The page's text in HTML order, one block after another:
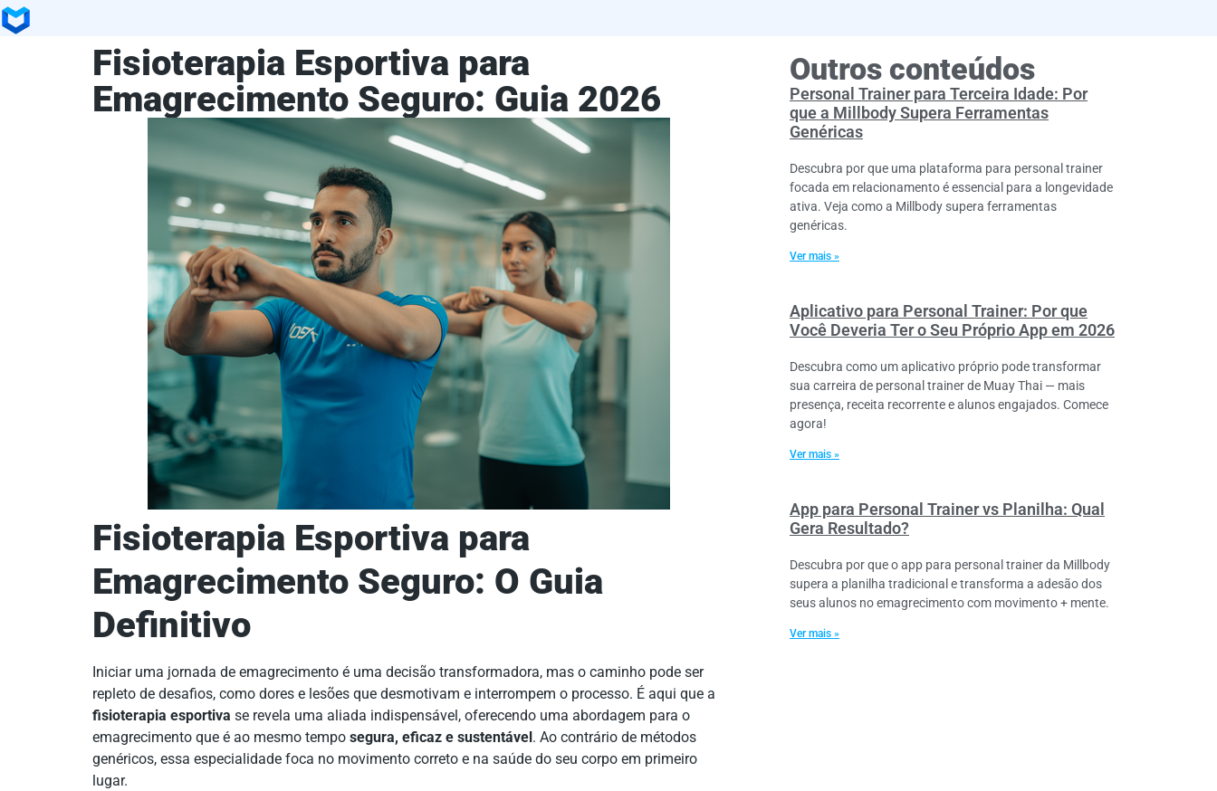
Fisioterapia Esportiva para
Emagrecimento Seguro: Guia 2026
Fisioterapia Esportiva para
Emagrecimento Seguro: O Guia
Definitivo
Iniciar uma jornada de emagrecimento é uma decisão transformadora, mas o caminho pode ser
repleto de desafios, como dores e lesões que desmotivam e interrompem o processo. É aqui que a
fisioterapia esportiva se revela uma aliada indispensável, oferecendo uma abordagem para o
emagrecimento que é ao mesmo tempo segura, eficaz e sustentável. Ao contrário de métodos
genéricos, essa especialidade foca no movimento correto e na saúde do seu corpo em primeiro
lugar.
Outros conteúdos
Personal Trainer para Terceira Idade: Por
que a Millbody Supera Ferramentas
Genéricas
Descubra por que uma plataforma para personal trainer
focada em relacionamento é essencial para a longevidade
ativa. Veja como a Millbody supera ferramentas
genéricas.
Ver mais »
Aplicativo para Personal Trainer: Por que
Você Deveria Ter o Seu Próprio App em 2026
Descubra como um aplicativo próprio pode transformar
sua carreira de personal trainer de Muay Thai — mais
presença, receita recorrente e alunos engajados. Comece
agora!
Ver mais »
App para Personal Trainer vs Planilha: Qual
Gera Resultado?
Descubra por que o app para personal trainer da Millbody
supera a planilha tradicional e transforma a adesão dos
seus alunos no emagrecimento com movimento + mente.
Ver mais »